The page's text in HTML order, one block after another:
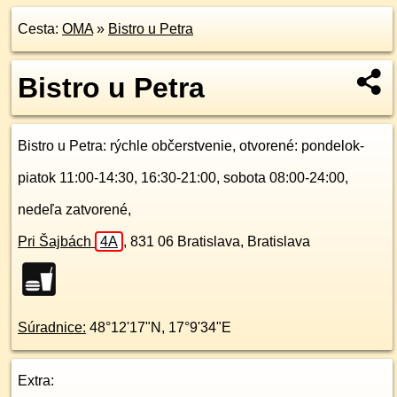
Cesta: OMA» Bistro u Petra
Bistro u Petra
Bistro u Petra: rýchle občerstvenie, otvorené: pondelok-
piatok 11:00-14:30, 16:30-21:00, sobota 08:00-24:00,
nedeľa zatvorené,
Pri Šajbách 4A , 831 06 Bratislava, Bratislava
Súradnice: 48°12'17"N , 17°9'34"E
Extra: